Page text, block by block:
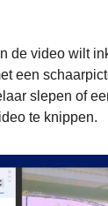
de video wilt
een
slepen of
te knippen.